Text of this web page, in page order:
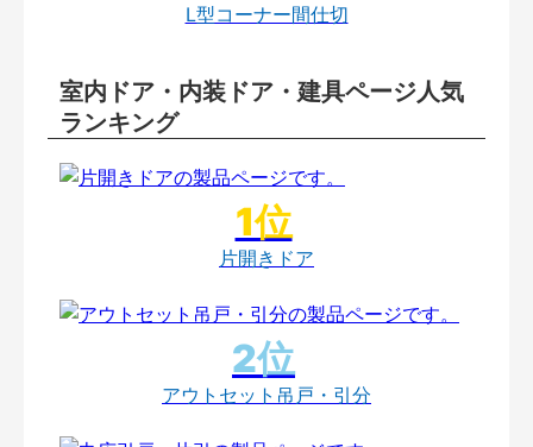
L型コーナー間仕切
室内ドア・内装ドア・建具ページ人気
ランキング
片開きドア
アウトセット吊戸・引分